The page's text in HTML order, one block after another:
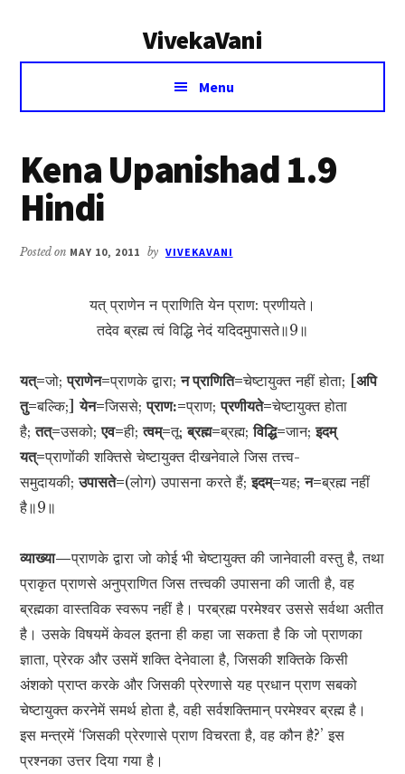
VivekaVani
Voice
Vivekananda
Menu
Kena Upanishad 1.9
Hindi
Posted on MAY 10, 2011 by VIVEKAVANI
यत् प्राणेन न प्राणिति येन प्राण: प्रणीयते।
तदेव ब्रह्म त्वं विद्धि नेदं यदिदमुपासते॥9॥
यत्=जो;प्राणेन=प्राणके द्वारा;न प्राणिति=चेष्टायुक्त नहीं होता; [अपि
तु=बल्कि;]येन=जिससे;प्राण:=प्राण;प्रणीयते=चेष्टायुक्त होता
है;तत्=उसको;एव=ही;त्वम्=तू;ब्रह्म=ब्रह्म;विद्धि=जान;इदम्
यत्=प्राणोंकी शक्तिसे चेष्टायुक्त दीखनेवाले जिस तत्त्व-
समुदायकी;उपासते=(लोग) उपासना करते हैं;इदम्=यह;न=ब्रह्म नहीं
है॥9॥
व्याख्या—प्राणके द्वारा जो कोई भी चेष्टायुक्त की जानेवाली वस्तु है, तथा
प्राकृत प्राणसे अनुप्राणित जिस तत्त्वकी उपासना की जाती है, वह
ब्रह्मका वास्तविक स्वरूप नहीं है। परब्रह्म परमेश्वर उससे सर्वथा अतीत
है। उसके विषयमें केवल इतना ही कहा जा सकता है कि जो प्राणका
ज्ञाता, प्रेरक और उसमें शक्ति देनेवाला है, जिसकी शक्तिके किसी
अंशको प्राप्त करके और जिसकी प्रेरणासे यह प्रधान प्राण सबको
चेष्टायुक्त करनेमें समर्थ होता है, वही सर्वशक्तिमान् परमेश्वर ब्रह्म है।
इस मन्त्रमें ‘जिसकी प्रेरणासे प्राण विचरता है, वह कौन है?’ इस
प्रश्नका उत्तर दिया गया है।